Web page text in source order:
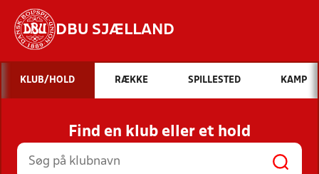
DBU SJÆLLAND
Hvad vil du søge efter?
INDHOLD OG NYHEDER
STILLINGER, RESULTATER, KLUBBER OG
HOLD
KLUB/HOLD RÆKKE SPILLESTED KAMP
Find en klub eller et hold